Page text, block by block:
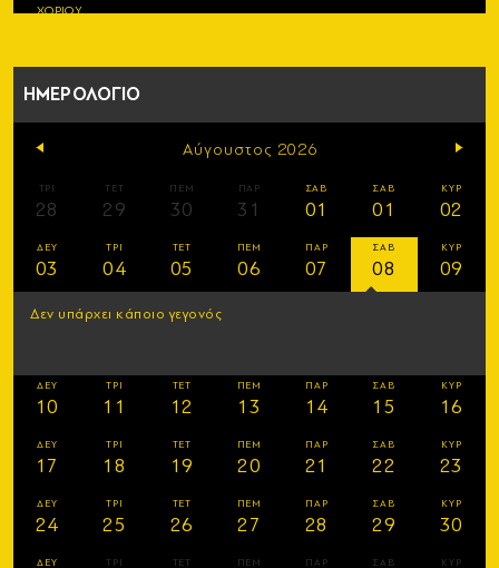
ΗΜΕΡΟΛΟΓΙΟ
Αύγουστος 2026
ΤΡΙ
28
ΤΕΤ
29
ΠΕΜ
30
ΠΑΡ
31
ΣΑΒ
01
ΣΑΒ
01
ΚΥΡ
02
ΔΕΥ
03
ΤΡΙ
04
ΤΕΤ
05
ΠΕΜ
06
ΠΑΡ
07
ΣΑΒ
08
ΚΥΡ
09
Δεν υπάρχει κάποιο γεγονός
ΔΕΥ
10
ΤΡΙ
11
ΤΕΤ
12
ΠΕΜ
13
ΠΑΡ
14
ΣΑΒ
15
ΚΥΡ
16
ΔΕΥ
17
ΤΡΙ
18
ΤΕΤ
19
ΠΕΜ
20
ΠΑΡ
21
ΣΑΒ
22
ΚΥΡ
23
ΔΕΥ
24
ΤΡΙ
25
ΤΕΤ
26
ΠΕΜ
27
ΠΑΡ
28
ΣΑΒ
29
ΚΥΡ
30
ΔΕΥ ΤΡΙ ΤΕΤ ΠΕΜ ΠΑΡ ΣΑΒ ΚΥΡ